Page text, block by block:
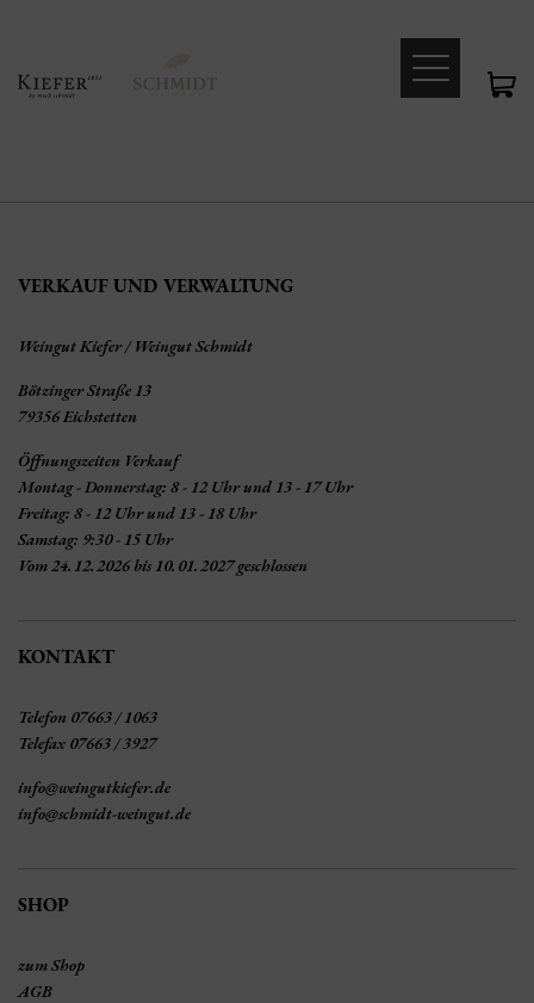
VERKAUF UND VERWALTUNG
Weingut Kiefer / Weingut Schmidt
Bötzinger Straße 13
79356 Eichstetten
Öffnungszeiten Verkauf
Montag - Donnerstag: 8 - 12 Uhr und 13 - 17 Uhr
Freitag: 8 - 12 Uhr und 13 - 18 Uhr
Samstag: 9:30 - 15 Uhr
Vom 24.12.2026 bis 10.01.2027 geschlossen
KONTAKT
Telefon 07663 / 1063
Telefax 07663 / 3927
info@weingutkiefer.de
info@schmidt-weingut.de
SHOP
zum Shop
AGB